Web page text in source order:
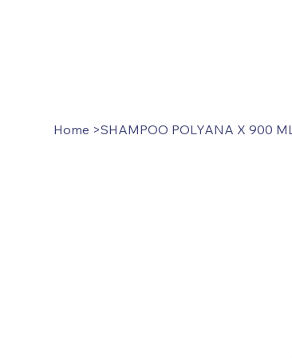
Home >SHAMPOO POLYANA X 900 ML